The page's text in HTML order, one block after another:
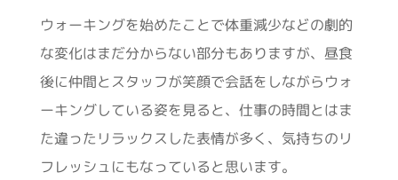
ウォーキングを始めたことで体重減少などの劇的
な変化はまだ分からない部分もありますが、昼食
後に仲間とスタッフが笑顔で会話をしながらウォ
ーキングしている姿を見ると、仕事の時間とはま
た違ったリラックスした表情が多く、気持ちのリ
フレッシュにもなっていると思います。